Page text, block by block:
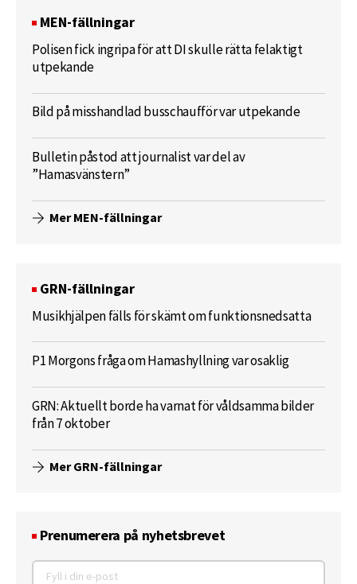
MEN-fällningar
Polisen fick ingripa för att DI skulle rätta felaktigt
utpekande
Bild på misshandlad busschaufför var utpekande
Bulletin påstod att journalist var del av
”Hamasvänstern”
Mer MEN-fällningar
GRN-fällningar
Musikhjälpen fälls för skämt om funktionsnedsatta
P1 Morgons fråga om Hamashyllning var osaklig
GRN: Aktuellt borde ha varnat för våldsamma bilder
från 7 oktober
Mer GRN-fällningar
Prenumerera på nyhetsbrevet